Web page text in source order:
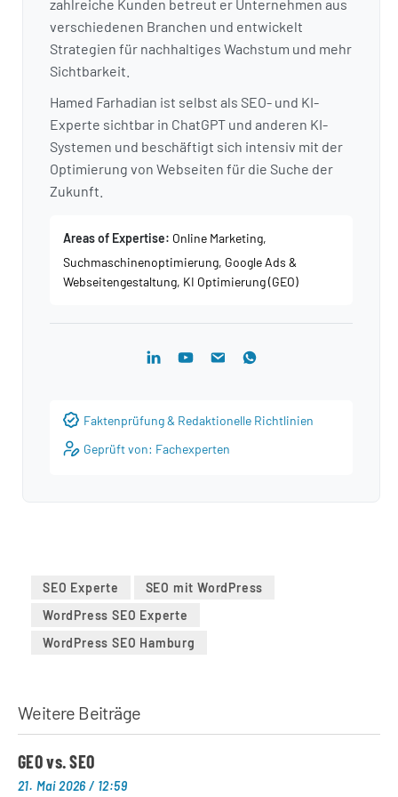
zahlreiche Kunden betreut er Unternehmen aus
verschiedenen Branchen und entwickelt
Strategien für nachhaltiges Wachstum und mehr
Sichtbarkeit.
Hamed Farhadian ist selbst als SEO- und KI-
Experte sichtbar in ChatGPT und anderen KI-
Systemen und beschäftigt sich intensiv mit der
Optimierung von Webseiten für die Suche der
Zukunft.
Areas of Expertise: Online Marketing,
Suchmaschinenoptimierung, Google Ads &
Webseitengestaltung, KI Optimierung (GEO)
Faktenprüfung & Redaktionelle Richtlinien
Geprüft von: Fachexperten
SEO Experte
SEO mit WordPress
WordPress SEO Experte
WordPress SEO Hamburg
Weitere Beiträge
GEO vs. SEO
21. Mai 2026 12:59